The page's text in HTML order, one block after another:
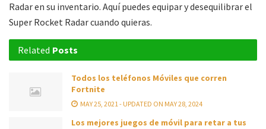
Radar en su inventario. Aquí puedes equipar y desequilibrar el
Super Rocket Radar cuando quieras.
Related Posts
Todos los teléfonos Móviles que corren
Fortnite
MAY 25, 2021 - UPDATED ON MAY 28, 2024
Los mejores juegos de móvil para retar a tus